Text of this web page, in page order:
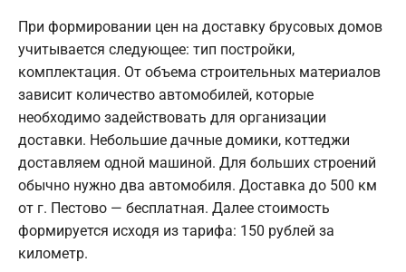
При формировании цен на доставку брусовых домов
учитывается следующее: тип постройки,
комплектация. От объема строительных материалов
зависит количество автомобилей, которые
необходимо задействовать для организации
доставки. Небольшие дачные домики, коттеджи
доставляем одной машиной. Для больших строений
обычно нужно два автомобиля. Доставка до 500 км
от г. Пестово — бесплатная. Далее стоимость
формируется исходя из тарифа: 150 рублей за
километр.